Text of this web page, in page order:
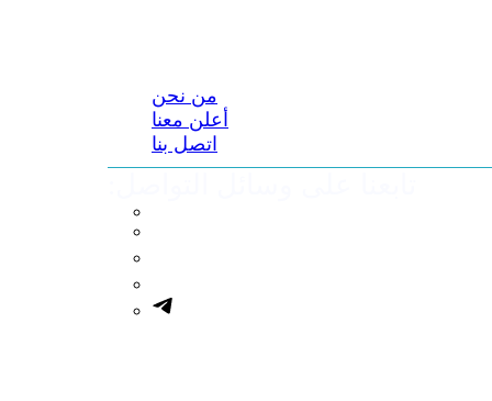
من نحن
أعلن معنا
اتصل بنا